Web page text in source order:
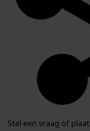
Stel een vraag of